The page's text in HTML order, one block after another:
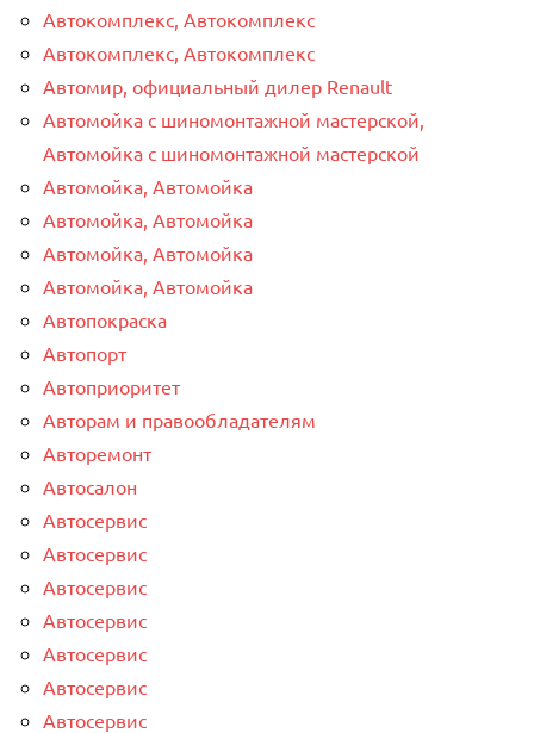
Автокомплекс, Автокомплекс
Автокомплекс, Автокомплекс
Автомир, официальный дилер Renault
Автомойка с шиномонтажной мастерской,
Автомойка с шиномонтажной мастерской
Автомойка, Автомойка
Автомойка, Автомойка
Автомойка, Автомойка
Автомойка, Автомойка
Автопокраска
Автопорт
Автоприоритет
Авторам и правообладателям
Авторемонт
Автосалон
Автосервис
Автосервис
Автосервис
Автосервис
Автосервис
Автосервис
Автосервис